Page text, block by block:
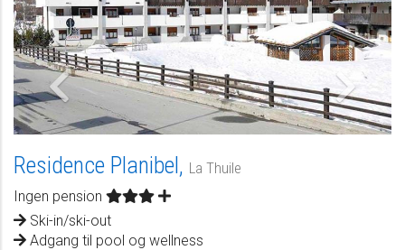
Residence Planibel, La Thuile
Ingen pension
Ski-in/ski-out
Adgang til pool og wellness